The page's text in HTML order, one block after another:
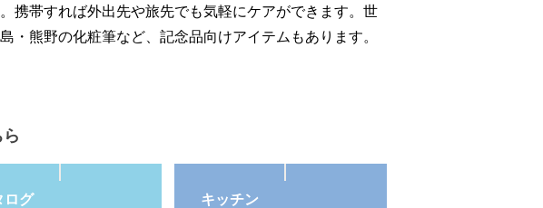
携帯すれば外出先や旅先でも気軽にケアができます。世
・熊野の化粧筆など、記念品向けアイテムもあります。
ログ
キッチン